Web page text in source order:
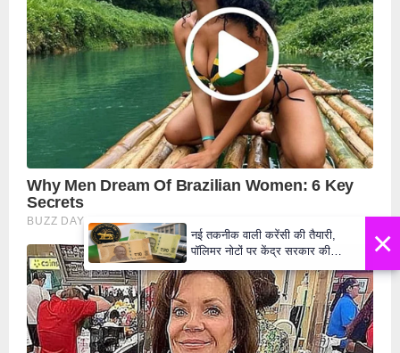
×
नई तकनीक वाली करेंसी की तैयारी,
पॉलिमर नोटों पर केंद्र सरकार की
₹10 और ₹20 के नोट - Daily Lok
Manch PM Modi U